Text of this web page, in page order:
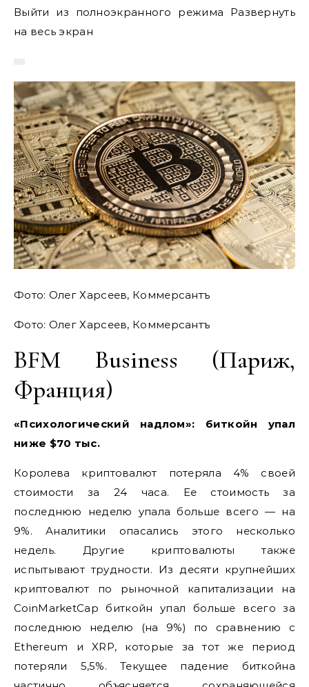
Выйти из полноэкранного режима Развернуть
на весь экран
Фото: Олег Харсеев, Коммерсантъ
Фото: Олег Харсеев, Коммерсантъ
BFM Business (Париж,
Франция)
«Психологический надлом»: биткойн упал
ниже $70 тыс.
Королева криптовалют потеряла 4% своей
стоимости за 24 часа. Ее стоимость за
последнюю неделю упала больше всего — на
9%. Аналитики опасались этого несколько
недель. Другие криптовалюты также
испытывают трудности. Из десяти крупнейших
криптовалют по рыночной капитализации на
CoinMarketCap биткойн упал больше всего за
последнюю неделю (на 9%) по сравнению с
Ethereum и XRP, которые за тот же период
потеряли 5,5%. Текущее падение биткойна